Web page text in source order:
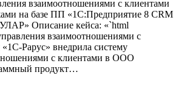
взаимоотношениями с клиентами
на базе ПП «1С:Предприятие 8 CRM
Описание кейса: «`html
взаимоотношениями с
Рарус» внедрила систему
с клиентами в ООО
продукт…